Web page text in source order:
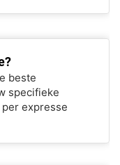
beste
specifieke
expresse